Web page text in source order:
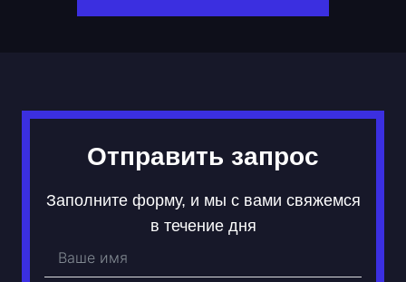
Отправить запрос
Заполните форму, и мы с вами свяжемся
в течение дня